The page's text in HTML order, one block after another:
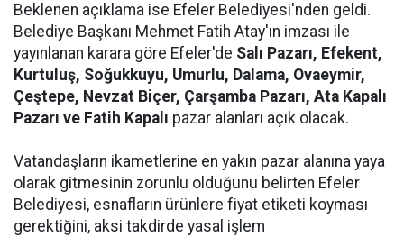
Beklenen açıklama ise Efeler Belediyesi'nden geldi.
Belediye Başkanı Mehmet Fatih Atay'ın imzası ile
yayınlanan karara göre Efeler'de Salı Pazarı, Efekent,
Kurtuluş, Soğukkuyu, Umurlu, Dalama, Ovaeymir,
Çeştepe, Nevzat Biçer, Çarşamba Pazarı, Ata Kapalı
Pazarı ve Fatih Kapalı pazar alanları açık olacak.
Vatandaşların ikametlerine en yakın pazar alanına yaya
olarak gitmesinin zorunlu olduğunu belirten Efeler
Belediyesi, esnafların ürünlere fiyat etiketi koyması
gerektiğini, aksi takdirde yasal işlem